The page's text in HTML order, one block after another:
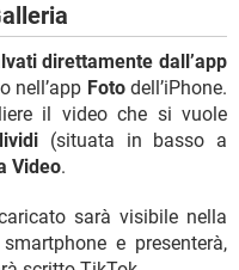
direttamente dall’app
nell’app Fotodell’iPhone.
il video che si vuole
(situata in basso a
Video.
sarà visibile nella
e presenterà,